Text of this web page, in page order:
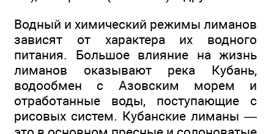
Водный и химический режимы лиманов
зависят от характера их водного
питания. Большое влияние на жизнь
лиманов оказывают река Кубань,
водообмен с Азовским морем и
отработанные воды, поступающие с
рисовых систем. Кубанские лиманы —